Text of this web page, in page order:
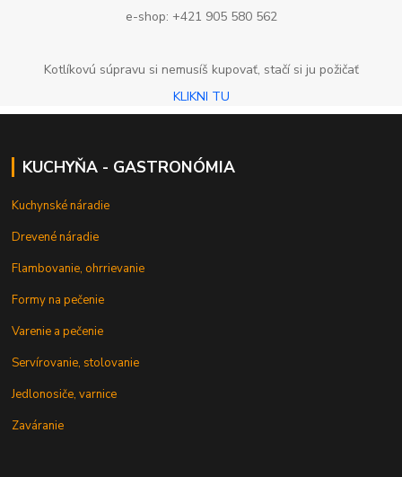
e-shop: +421 905 580 562
Kotlíkovú súpravu si nemusíš kupovať, stačí si ju požičať
KLIKNI TU
KUCHYŇA - GASTRONÓMIA
Kuchynské náradie
Drevené náradie
Flambovanie, ohrrievanie
Formy na pečenie
Varenie a pečenie
Servírovanie, stolovanie
Jedlonosiče, varnice
Zaváranie